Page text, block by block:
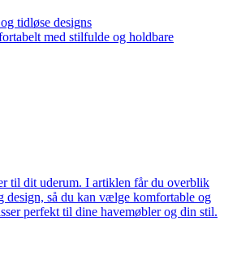
tidløse designs
med stilfulde og holdbare
til dit uderum. I artiklen får du overblik
design, så du kan vælge komfortable og
perfekt til dine havemøbler og din stil.